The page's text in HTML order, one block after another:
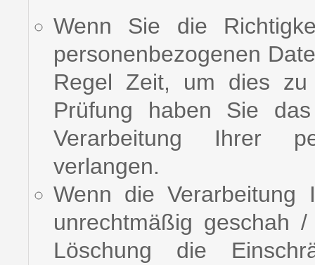
Wenn Sie die
personenbezogenen
Regel Zeit, um dies
Prüfung haben Sie
Verarbeitung Ihrer
verlangen.
Wenn die Verarbeitung
unrechtmäßig geschah
Löschung die